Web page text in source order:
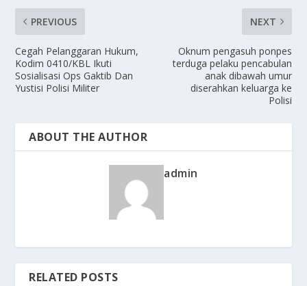
PREVIOUS
Cegah Pelanggaran Hukum,
Kodim 0410/KBL Ikuti
Sosialisasi Ops Gaktib Dan
Yustisi Polisi Militer
NEXT
Oknum pengasuh ponpes
terduga pelaku pencabulan
anak dibawah umur
diserahkan keluarga ke
Polisi
ABOUT THE AUTHOR
admin
RELATED POSTS